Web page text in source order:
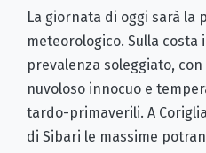
La giornata di oggi sarà la
meteorologico. Sulla
prevalenza soleggiato,
nuvoloso innocuo e
tardo-primaverili. A
di Sibari le massime